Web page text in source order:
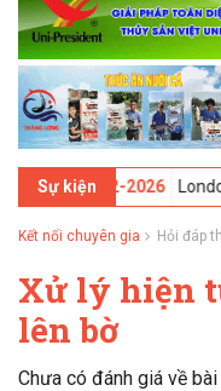
Sự kiện
09-02-2026 London, UK
Kết nối chuyên gia Hỏi đáp
Xử lý hiện
lên bờ
Chưa có đánh giá về